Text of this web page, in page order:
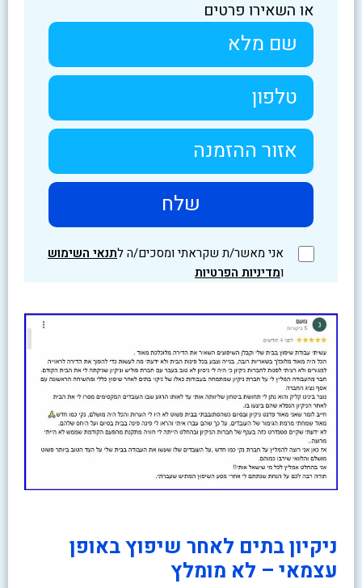
או השאירו פרטים
אני מאשר/ת שקראתי ומסכים/ה לתנאי השימוש
ומדיניות הפרטיות
ניקיון בתים לאחר שיפוץ באופן
עצמאי – לא מומלץ